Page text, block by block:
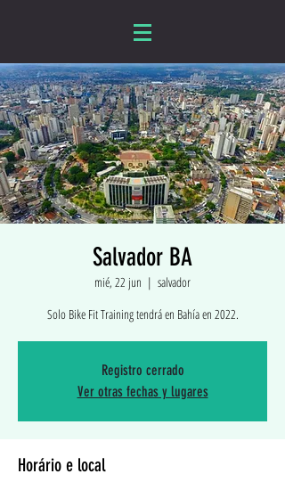
Salvador BA
mié, 22 jun
  |
salvador
Solo Bike Fit Training tendrá en Bahía en 2022.
Registro cerrado
Ver otras fechas y lugares
Horário e local